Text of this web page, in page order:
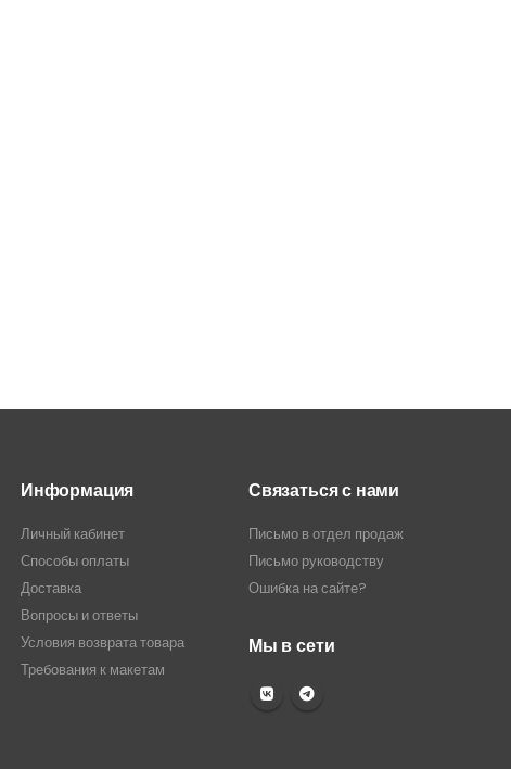
Информация
Личный кабинет
Способы оплаты
Доставка
Вопросы и ответы
Условия возврата товара
Требования к макетам
Связаться с нами
Письмо в отдел продаж
Письмо руководству
Ошибка на сайте?
Мы в сети